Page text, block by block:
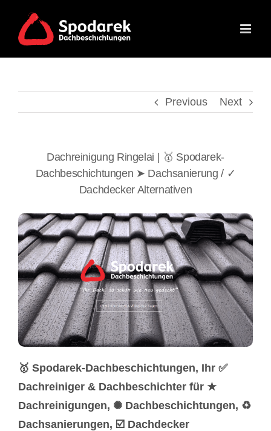
content
Previous Next
Dachreinigung Ringelai | 🥇 Spodarek-
Dachbeschichtungen ➤ Dachsanierung / ✓
Dachdecker Alternativen
🥇 Spodarek-Dachbeschichtungen, Ihr ✅
Dachreiniger & Dachbeschichter für ★
Dachreinigungen, ✺ Dachbeschichtungen, ♻
Dachsanierungen, ☑️ Dachdecker